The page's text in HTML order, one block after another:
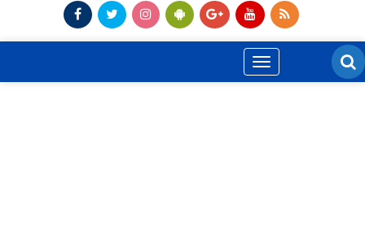
Toggle
navigation